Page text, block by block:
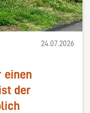
24.07.2026
einen
der